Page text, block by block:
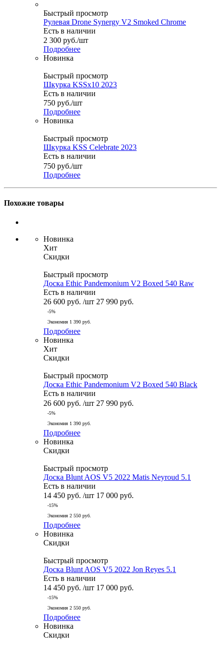
Быстрый просмотр
Рулевая Drone Synergy V2 Smoked Chrome
Есть в наличии
2 300 руб./шт
Подробнее
Новинка
Быстрый просмотр
Шкурка KSSx10 2023
Есть в наличии
750 руб./шт
Подробнее
Новинка
Быстрый просмотр
Шкурка KSS Celebrate 2023
Есть в наличии
750 руб./шт
Подробнее
Похожие товары
Новинка
Хит
Скидки
Быстрый просмотр
Доска Ethic Pandemonium V2 Boxed 540 Raw
Есть в наличии
26 600 руб. /шт 27 990 руб.
-5%
Экономия 1 390 руб.
Подробнее
Новинка
Хит
Скидки
Быстрый просмотр
Доска Ethic Pandemonium V2 Boxed 540 Black
Есть в наличии
26 600 руб. /шт 27 990 руб.
-5%
Экономия 1 390 руб.
Подробнее
Новинка
Скидки
Быстрый просмотр
Доска Blunt AOS V5 2022 Matis Neyroud 5.1
Есть в наличии
14 450 руб. /шт 17 000 руб.
-15%
Экономия 2 550 руб.
Подробнее
Новинка
Скидки
Быстрый просмотр
Доска Blunt AOS V5 2022 Jon Reyes 5.1
Есть в наличии
14 450 руб. /шт 17 000 руб.
-15%
Экономия 2 550 руб.
Подробнее
Новинка
Скидки